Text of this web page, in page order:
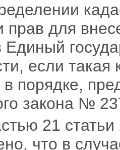
прав для
Единый
если такая
порядке,
закона №
21
что в